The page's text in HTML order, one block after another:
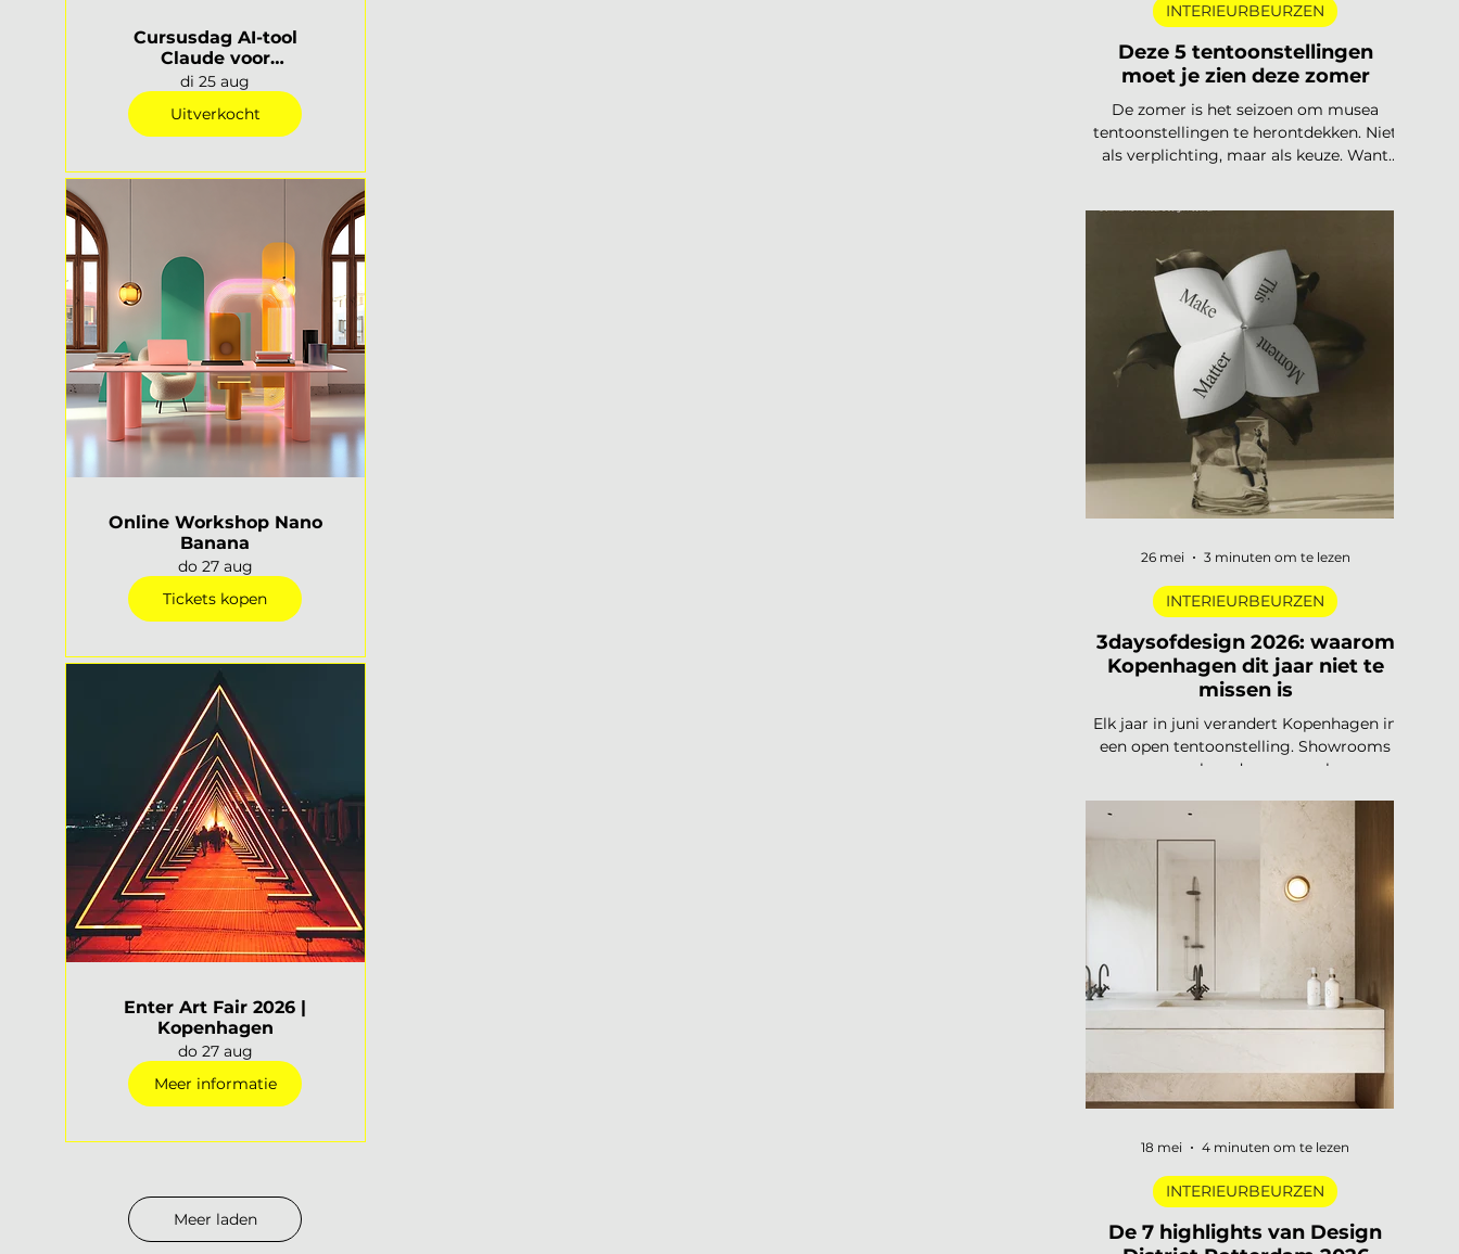
Cursusdag AI-tool
Claude voor
interieurprofessionals |
di 25 aug
Uitverkocht
Online Workshop Nano
Banana
do 27 aug
Tickets kopen
Enter Art Fair 2026 |
Kopenhagen
do 27 aug
Meer informatie
Meer laden
Deze 5 tentoonstellingen
moet je zien deze zomer
De zomer is het seizoen om musea
tentoonstellingen te herontdekken. Niet
als verplichting, maar als keuze. Want
tentoonstelling waar je letterlijk moet
bewegen om het werk te begrijpen. Van
digitale pioniers in een Depot-zaal tot
marmer dat architectuur omvormt tot
ontmoetingsplek. Vijf tentoonstellingen,
verspreid over Nederland, die de moeite
waard zijn om speci
INTERIEURBEURZEN
3daysofdesign 2026: waarom
Kopenhagen dit jaar niet te
missen is
Elk jaar in juni verandert Kopenhagen in
een open tentoonstelling. Showrooms
openen hun deuren, merken
designers uit de hele wereld komen
samen in een van de meest visueel
gelaagde steden van Europa. Dat is
3daysofdesign in een zin. En uiteraard
zijn wij er weer bij met De Interieur Club
om verslag te doen. 3daysofdesign is
het grootste designfestival van
Scandinavië. Verspreid over de stad vind
je honderden evenementen: van intieme
INTERIEURBEURZEN
26 mei 3 minuten om te lezen
De 7 highlights van Design
INTERIEURBEURZEN
18 mei 4 minuten om te lezen